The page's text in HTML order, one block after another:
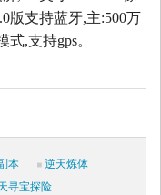
版支持蓝牙,主:500万
,支持gps。
本
逆天炼体
寻宝探险